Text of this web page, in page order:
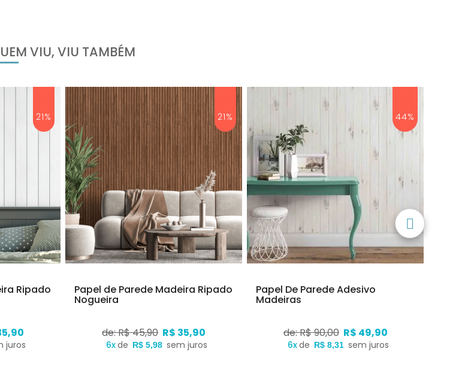
VIU, VIU TAMBÉM
21%
Ripado
juros
21%
Papel de Parede Madeira Ripado
Nogueira
de: R$ 45,90 R$ 35,90
6xde R$ 5,98 sem juros
44%
Papel De Parede Adesivo
Madeiras
de: R$ 90,00 R$ 49,90
6xde R$ 8,31 sem juros